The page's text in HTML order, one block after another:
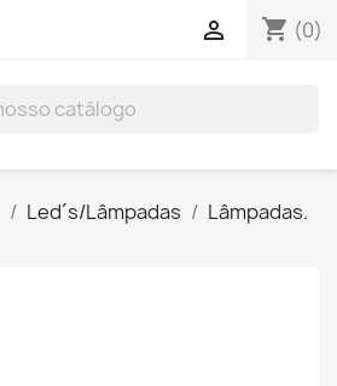
shopping_cart (0)

Led´s/Lâmpadas
Lâmpadas.